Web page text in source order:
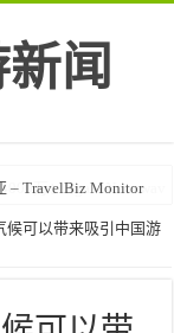
闻
– TravelBiz Monitor
候可以带来吸引中国游